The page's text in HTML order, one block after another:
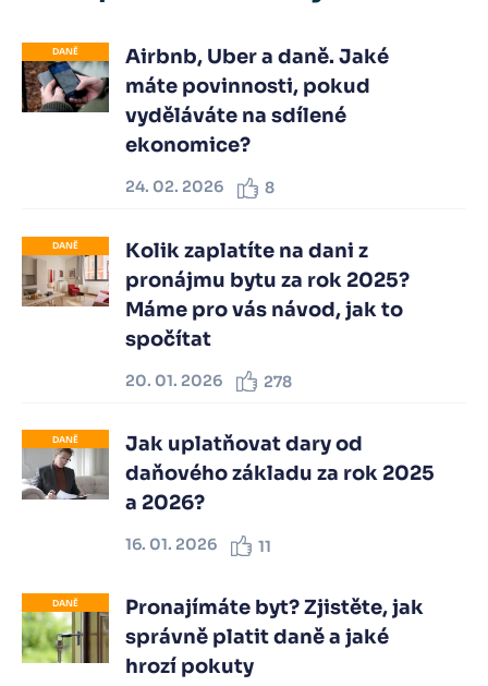
DANĚ
Airbnb, Uber a daně. Jaké
máte povinnosti, pokud
vyděláváte na sdílené
ekonomice?
24. 02. 2026 8
DANĚ
Kolik zaplatíte na dani z
pronájmu bytu za rok 2025?
Máme pro vás návod, jak to
spočítat
20. 01. 2026 278
DANĚ
Jak uplatňovat dary od
daňového základu za rok 2025
a 2026?
16. 01. 2026 11
DANĚ
Pronajímáte byt? Zjistěte, jak
správně platit daně a jaké
hrozí pokuty